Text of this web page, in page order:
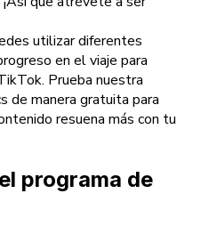
utilizar diferentes
en el viaje para
Prueba nuestra
de manera gratuita para
resuena más con tu
programa de